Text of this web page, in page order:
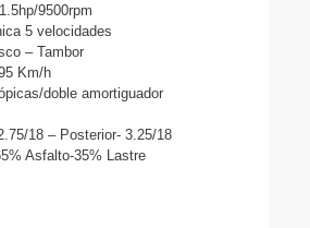
9500rpm
5 velocidades
– Tambor
Km/h
doble amortiguador
18 – Posterior- 3.25/18
Asfalto-35% Lastre